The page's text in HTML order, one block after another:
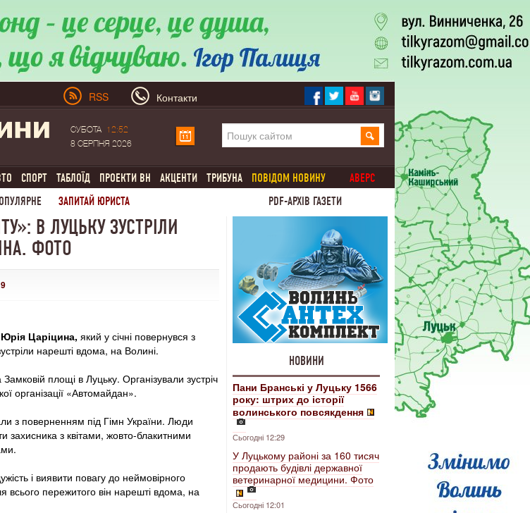
RSS Контакти
СУБОТА
12:52
8 СЕРПНЯ 2026
СПОРТ ТАБЛОЇД ПРОЕКТИ ВН АКЦЕНТИ ТРИБУНА ПОВІДОМ НОВИНУ
АВЕРС
ЗАПИТАЙ ЮРИСТА PDF-АРХІВ ГАЗЕТИ
В ЛУЦЬКУ ЗУСТРІЛИ
ФОТО
9
Юрія Царіцина, який у січні повернувся з
нарешті вдома, на Волині.
площі в Луцьку. Організували зустріч
організації «Автомайдан».
з поверненням під Гімн України. Люди
захисника з квітами, жовто-блакитними
і виявити повагу до неймовірного
всього пережитого він нарешті вдома, на
НОВИНИ
Пани Бранські у Луцьку 1566
року: штрих до історії
волинського повсякдення
Сьогодні 12:29
У Луцькому районі за 160 тисяч
продають будівлі державної
ветеринарної медицини. Фото
Сьогодні 12:01